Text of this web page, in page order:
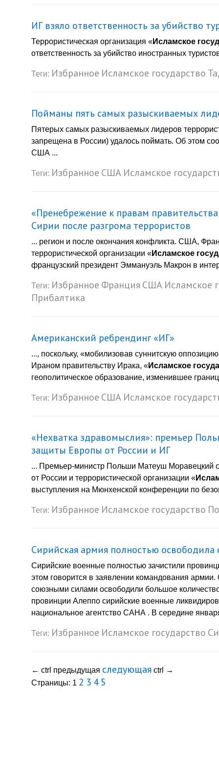
ИГ взяло ответственность за убийство
Террористическая организация «Исламское
ответственность за убийство иностранных
Теги: Избранное Исламское государство
Пойманы пять самых разыскиваемых
Пятерых самых разыскиваемых лидеров
запрещена в России) удалось поймать. Об этом
США ...
Теги: Избранное США Исламское
«Пренебрежение к правам
Сирии после разгрома террористов
... регион и после окончания конфликта. США,
террористической организации «Исламское
французский президент Эммануэль Макрон в
Теги: Избранное Франция США Исламское
Прибалтика
Американский ребрендинг «ИГ»
..., поскольку, «мобилизовав суннитскую
Ираном правительству Ирака, «Исламское
геополитическое образование, изменившее
Теги: Избранное США Исламское
«Нехватка здравомыслия»: премьер
защиты Европы от России и ИГ
... Премьер-министр Польши Матеуш Моравецкий
от России и террористической организации «
выступления на Мюнхенской конференции по
Теги: Избранное Исламское государство
Сирийская армия полностью
Сирийские военные полностью зачистили
этом говорится в заявлении командования
союзными силами освободили большое
провинции Алеппо сирийские военные
национальное агентство САНА . В середине
Теги: Избранное Исламское государство
← ctrl предыдущая следующая ctrl
→
Страницы: 1 2 3 45